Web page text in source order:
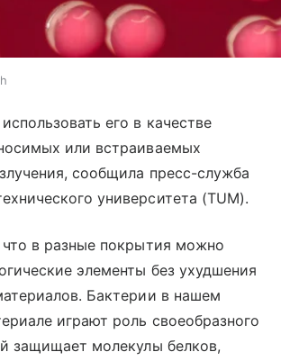
его в качестве
или встраиваемых
сообщила пресс-служба
университета (TUM).
в разные покрытия можно
элементы без ухудшения
Бактерии в нашем
играют роль своеобразного
защищает молекулы белков,